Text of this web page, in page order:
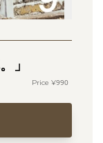
」
990